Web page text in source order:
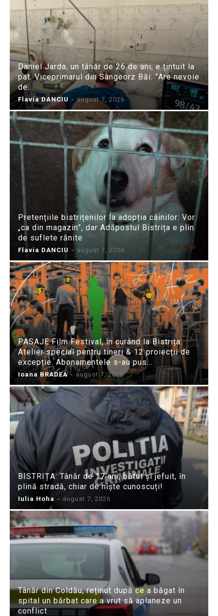
Daniel Jarda, un tânăr de 26 de ani, e țintuit la
pat. Viceprimarul din Sângeorz Băi: ”Are nevoie
de...
Flavia DANCIU - august 7, 2026
Pretențiile bistrițenilor la adopția câinilor: Vor
„ca din magazin”, dar Adăpostul Bistrița e plin
de suflete rănite
Flavia DANCIU - august 7, 2026
PASAJE Film Festival, în curând la Bistrița:
Atelier special pentru tineri & 12 proiecții de
excepție. Abonamentele s-au pus...
Ioana BRADEA - august 7, 2026
BISTRIȚA: Tânăr de 17 ani, bătut și jefuit, în
plină stradă, chiar de niște cunoscuți!
Iulia Hoha - august 7, 2026
Tânăr din Coldău, reținut după ce a băgat în
spital un bărbat care a vrut să aplaneze un
conflict